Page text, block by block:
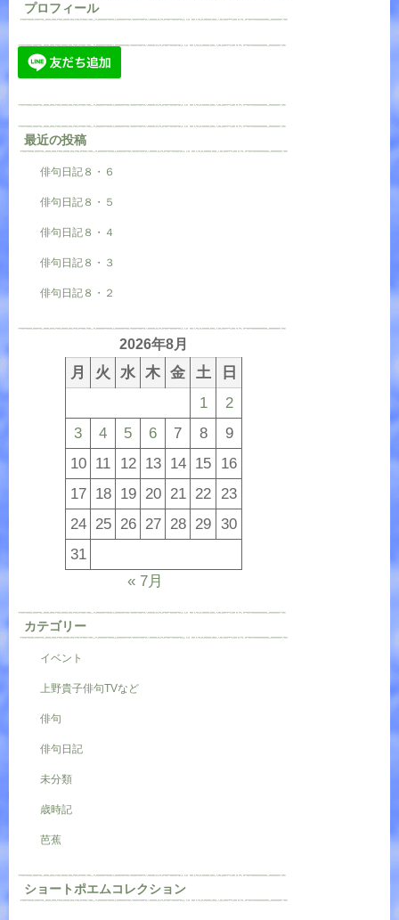
プロフィール
最近の投稿
俳句日記８・６
俳句日記８・５
俳句日記８・４
俳句日記８・３
俳句日記８・２
2026年8月
月 火 水 木 金 土
日
1
2
3
4 5 6 7 8
9
10 11 12 13 14 15 16
17 18 19 20 21 22 23
24 25 26 27 28 29 30
31
« 7月
カテゴリー
イベント
上野貴子俳句TVなど
俳句
俳句日記
未分類
歳時記
芭蕉
ショートポエムコレクション